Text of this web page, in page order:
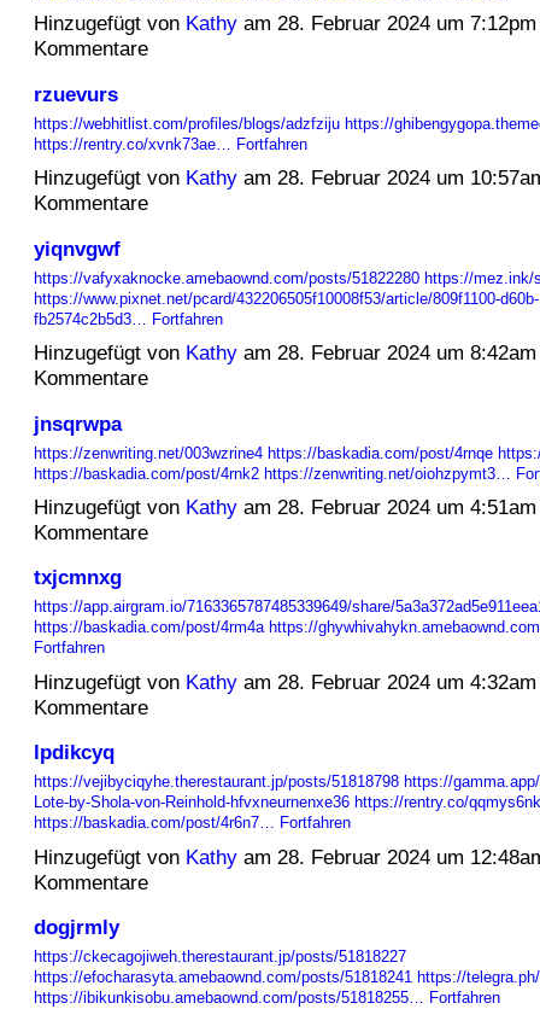
Hinzugefügt von Kathyam 28. Februar 2024 um
Kommentare
rzuevurs
https://webhitlist.com/profiles/blogs/adzfziju https://
https://rentry.co/xvnk73ae…
Fortfahren
Hinzugefügt von Kathyam 28. Februar 2024 um
Kommentare
yiqnvgwf
https://vafyxaknocke.amebaownd.com/posts/51822280 https://mez.ink/
https://www.pixnet.net/pcard/432206505f10008f53/article/809f1100-
fb2574c2b5d3…
Fortfahren
Hinzugefügt von Kathyam 28. Februar 2024 um
Kommentare
jnsqrwpa
https://zenwriting.net/003wzrine4 https://baskadia.com/post/4rnqe
https://baskadia.com/post/4rnk2 https://zenwriting.net/oiohzpymt3…
Hinzugefügt von Kathyam 28. Februar 2024 um
Kommentare
txjcmnxg
https://app.airgram.io/7163365787485339649/share/
https://baskadia.com/post/4rm4a https://
Fortfahren
Hinzugefügt von Kathyam 28. Februar 2024 um
Kommentare
lpdikcyq
https://vejibyciqyhe.therestaurant.jp/posts/51818798 https://
Lote-by-Shola-von-Reinhold-hfvxneurnenxe36 https://rentry.co/qqmys6nk
https://baskadia.com/post/4r6n7… Fortfahren
Hinzugefügt von Kathyam 28. Februar 2024 um
Kommentare
dogjrmly
https://ckecagojiweh.therestaurant.jp/posts/51818227
https://efocharasyta.amebaownd.com/posts/51818241 https://
https://ibikunkisobu.amebaownd.com/posts/51818255… Fortfahren